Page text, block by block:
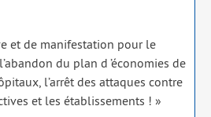
et de mani­fes­ta­tion pour le
du plan d ’éco­no­mies de
l’arrêt des attaques contre
et les éta­blis­se­ments ! »